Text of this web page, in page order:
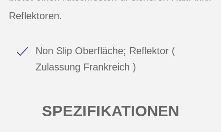
Reflektoren.
Non Slip Oberfläche; Reflektor (
Zulassung Frankreich )
SPEZIFIKATIONEN